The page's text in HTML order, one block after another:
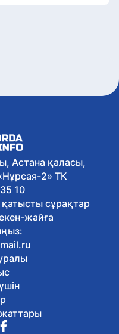
қызметші
үш медаль
шымкенттік
мұрасын
бейнеролик
электр
жүргізушіге 140
сертификаты
Астана қаласы,
2» ТК
10
сұрақтар
жайға